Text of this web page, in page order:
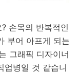
손목의 반복적인
부어 아프게 되는
그래픽 디자이너
업병일 것 같습니